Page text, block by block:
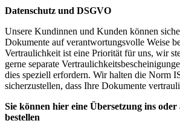
Datenschutz und DSGVO
Unsere Kundinnen und Kunden können
Dokumente auf verantwortungsvolle Weise
Vertraulichkeit ist eine Priorität für uns, wir
gerne separate
dies speziell erfordern. Wir halten die Norm
sicherzustellen, dass Ihre Dokumente
Sie können hier eine Übersetzung ins oder
bestellen